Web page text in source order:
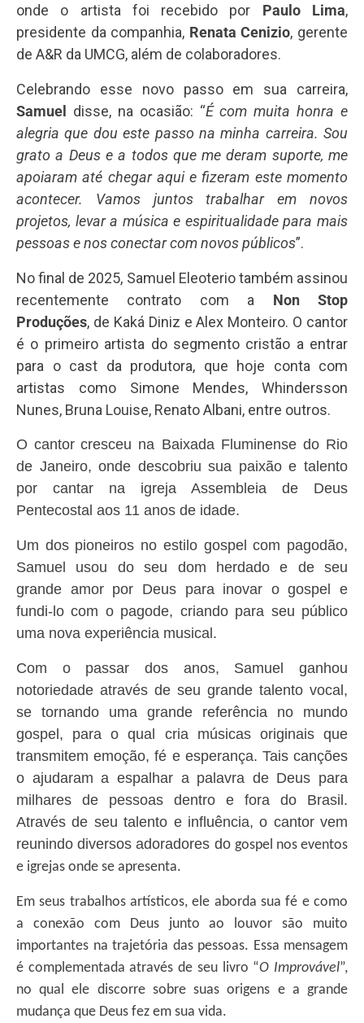
onde o artista foi recebido por Paulo Lima,
presidente da companhia, Renata Cenizio, gerente
de A&R da UMCG, além de colaboradores.
Celebrando esse novo passo em sua carreira,
Samuel disse, na ocasião: “É com muita honra e
alegria que dou este passo na minha carreira. Sou
grato a Deus e a todos que me deram suporte, me
apoiaram até chegar aqui e fizeram este momento
acontecer. Vamos juntos trabalhar em novos
projetos, levar a música e espiritualidade para mais
pessoas e nos conectar com novos públicos”.
No final de 2025, Samuel Eleoterio também assinou
recentemente contrato com a Non Stop
Produções, de Kaká Diniz e Alex Monteiro. O cantor
é o primeiro artista do segmento cristão a entrar
para o cast da produtora, que hoje conta com
artistas como Simone Mendes, Whindersson
Nunes, Bruna Louise, Renato Albani, entre outros.
O cantor cresceu na Baixada Fluminense do Rio
de Janeiro, onde descobriu sua paixão e talento
por cantar na igreja Assembleia de Deus
Pentecostal aos 11 anos de idade.
Um dos pioneiros no estilo gospel com pagodão,
Samuel usou do seu dom herdado e de seu
grande amor por Deus para inovar o gospel e
fundi-lo com o pagode, criando para seu público
uma nova experiência musical.
Com o passar dos anos, Samuel ganhou
notoriedade através de seu grande talento vocal,
se tornando uma grande referência no mundo
gospel, para o qual cria músicas originais que
transmitem emoção, fé e esperança. Tais canções
o ajudaram a espalhar a palavra de Deus para
milhares de pessoas dentro e fora do Brasil.
Através de seu talento e influência, o cantor vem
reunindo diversos adoradores do gospel nos eventos
e igrejas onde se apresenta.
Em seus trabalhos artísticos, ele aborda sua fé e como
a conexão com Deus junto ao louvor são muito
importantes na trajetória das pessoas. Essa mensagem
é complementada através de seu livro “O Improvável”,
no qual ele discorre sobre suas origens e a grande
mudança que Deus fez em sua vida.